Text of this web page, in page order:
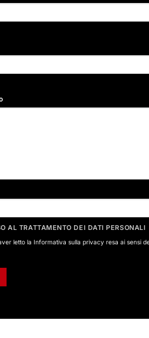
AL TRATTAMENTO DEI DATI PERSONALI
letto la Informativa sulla privacy resa ai sensi